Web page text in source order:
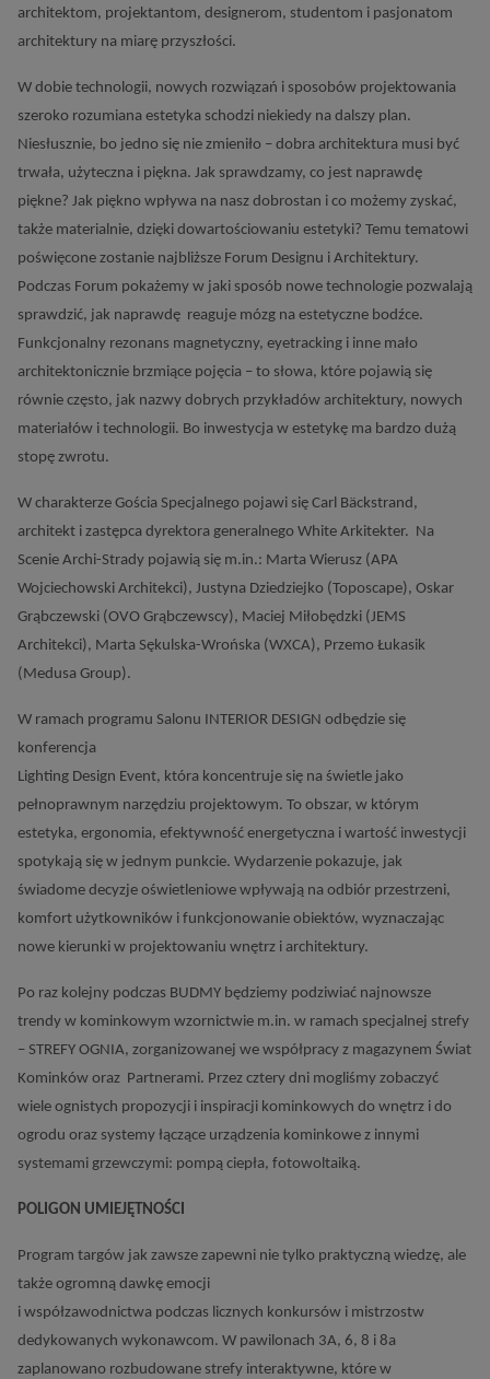
architektom, projektantom, designerom, studentom i pasjonatom
architektury na miarę przyszłości.
W dobie technologii, nowych rozwiązań i sposobów projektowania
szeroko rozumiana estetyka schodzi niekiedy na dalszy plan.
Niesłusznie, bo jedno się nie zmieniło – dobra architektura musi być
trwała, użyteczna i piękna. Jak sprawdzamy, co jest naprawdę
piękne? Jak piękno wpływa na nasz dobrostan i co możemy zyskać,
także materialnie, dzięki dowartościowaniu estetyki? Temu tematowi
poświęcone zostanie najbliższe Forum Designu i Architektury.
Podczas Forum pokażemy w jaki sposób nowe technologie pozwalają
sprawdzić, jak naprawdę reaguje mózg na estetyczne bodźce.
Funkcjonalny rezonans magnetyczny, eyetracking i inne mało
architektonicznie brzmiące pojęcia – to słowa, które pojawią się
równie często, jak nazwy dobrych przykładów architektury, nowych
materiałów i technologii. Bo inwestycja w estetykę ma bardzo dużą
stopę zwrotu.
W charakterze Gościa Specjalnego pojawi się Carl Bäckstrand,
architekt i zastępca dyrektora generalnego White Arkitekter. Na
Scenie Archi-Strady pojawią się m.in.: Marta Wierusz (APA
Wojciechowski Architekci), Justyna Dziedziejko (Toposcape), Oskar
Grąbczewski (OVO Grąbczewscy), Maciej Miłobędzki (JEMS
Architekci), Marta Sękulska-Wrońska (WXCA), Przemo Łukasik
(Medusa Group).
W ramach programu Salonu INTERIOR DESIGN odbędzie się
konferencja
Lighting Design Event, która koncentruje się na świetle jako
pełnoprawnym narzędziu projektowym. To obszar, w którym
estetyka, ergonomia, efektywność energetyczna i wartość inwestycji
spotykają się w jednym punkcie. Wydarzenie pokazuje, jak
świadome decyzje oświetleniowe wpływają na odbiór przestrzeni,
komfort użytkowników i funkcjonowanie obiektów, wyznaczając
nowe kierunki w projektowaniu wnętrz i architektury.
Po raz kolejny podczas BUDMY będziemy podziwiać najnowsze
trendy w kominkowym wzornictwie m.in. w ramach specjalnej strefy
– STREFY OGNIA, zorganizowanej we współpracy z magazynem Świat
Kominków oraz Partnerami. Przez cztery dni mogliśmy zobaczyć
wiele ognistych propozycji i inspiracji kominkowych do wnętrz i do
ogrodu oraz systemy łączące urządzenia kominkowe z innymi
systemami grzewczymi: pompą ciepła, fotowoltaiką.
POLIGON UMIEJĘTNOŚCI
Program targów jak zawsze zapewni nie tylko praktyczną wiedzę, ale
także ogromną dawkę emocji
i współzawodnictwa podczas licznych konkursów i mistrzostw
dedykowanych wykonawcom. W pawilonach 3A, 6, 8 i 8a
zaplanowano rozbudowane strefy interaktywne, które w